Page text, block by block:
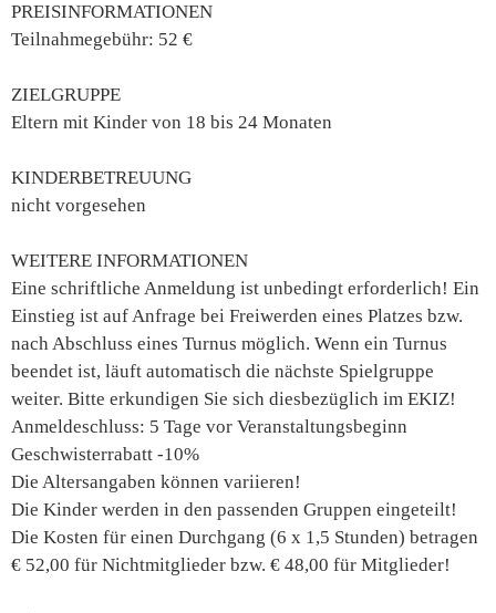
PREISINFORMATIONEN
Teilnahmegebühr: 52 €
ZIELGRUPPE
Eltern mit Kinder von 18 bis 24 Monaten
KINDERBETREUUNG
nicht vorgesehen
WEITERE INFORMATIONEN
Eine schriftliche Anmeldung ist unbedingt erforderlich! Ein
Einstieg ist auf Anfrage bei Freiwerden eines Platzes bzw.
nach Abschluss eines Turnus möglich. Wenn ein Turnus
beendet ist, läuft automatisch die nächste Spielgruppe
weiter. Bitte erkundigen Sie sich diesbezüglich im EKIZ!
Anmeldeschluss: 5 Tage vor Veranstaltungsbeginn
Geschwisterrabatt -10%
Die Altersangaben können variieren!
Die Kinder werden in den passenden Gruppen eingeteilt!
Die Kosten für einen Durchgang (6 x 1,5 Stunden) betragen
€ 52,00 für Nichtmitglieder bzw. € 48,00 für Mitglieder!